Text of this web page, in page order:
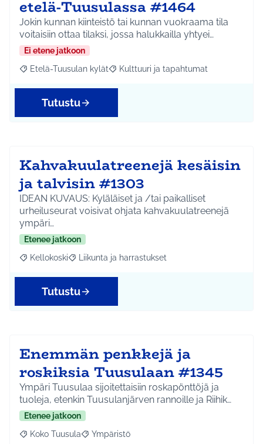
etelä-Tuusulassa #1464
Jokin kunnan kiinteistö tai kunnan vuokraama tila
voitaisiin ottaa tilaksi, jossa halukkailla yhtyei…
Ei etene jatkoon
Rajaa tulokset aihepiirin mukaan: Etelä-Tuusulan kylät
Etelä-Tuusulan kylät Rajaa tulokset teeman mukaan:
Kulttuuri ja tapahtumat
Tutustu
Kahvakuulatreenejä kesäisin
ja talvisin #1303
IDEAN KUVAUS: Kyläläiset ja /tai paikalliset
urheiluseurat voisivat ohjata kahvakuulatreenejä
ympäri…
Etenee jatkoon
Rajaa tulokset aihepiirin mukaan: Kellokoski
Kellokoski Rajaa tulokset teeman mukaan: Liikunta ja
Liikunta ja harrastukset
Tutustu
Enemmän penkkejä ja
roskiksia Tuusulaan #1345
Ympäri Tuusulaa sijoitettaisiin roskapönttöjä ja
tuoleja, etenkin Tuusulanjärven rannoille ja Riihik…
Etenee jatkoon
Rajaa tulokset aihepiirin mukaan: Koko Tuusula
Koko Tuusula Rajaa tulokset teeman mukaan: Ympäristö
Ympäristö